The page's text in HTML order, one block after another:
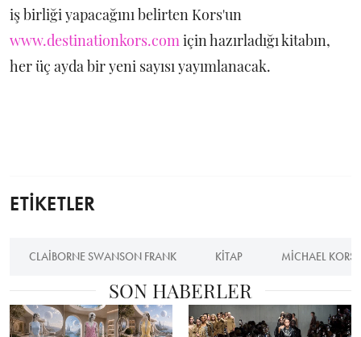
iş birliği yapacağını belirten Kors'un
www.destinationkors.comiçin hazırladığı kitabın,
her üç ayda bir yeni sayısı yayımlanacak.
ETİKETLER
CLAIBORNE SWANSON FRANK KITAP MICHAEL KORS
SON HABERLER